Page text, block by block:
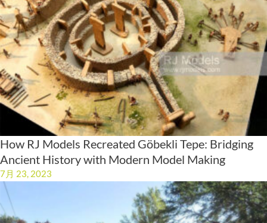
How RJ Models Recreated Göbekli Tepe: Bridging
Ancient History with Modern Model Making
7月 23, 2023